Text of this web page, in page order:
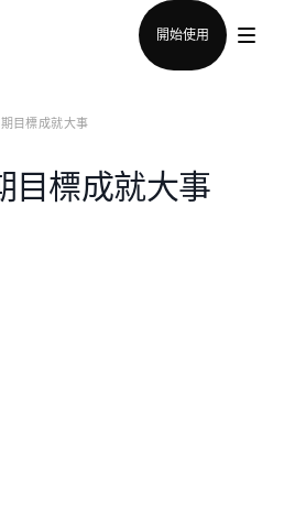
開始使用
目標成就大事
目標成就大事